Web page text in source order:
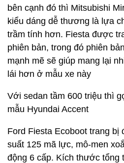
bên cạnh đó thì Mitsubishi
kiểu dáng dễ thương là lựa
trầm tính hơn. Fiesta được
phiên bản, trong đó phiên
mạnh mẽ sẽ giúp mang lại
lái hơn ở mẫu xe này
Với sedan tầm 600 triệu thì
mẫu Hyundai Accent
Ford Fiesta Ecoboot trang bị
suất 125 mã lực, mô-men
động 6 cấp. Kích thước tổng